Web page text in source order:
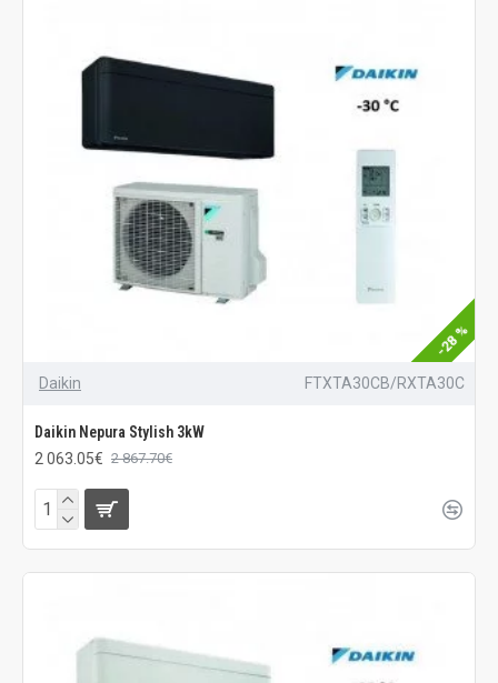
-28 %
Daikin FTXTA30CB/RXTA30C
Daikin Nepura Stylish 3kW
2 063.05€ 2 867.70€